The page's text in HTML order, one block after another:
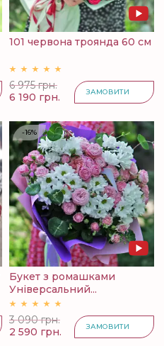
101 червона троянда 60 см
6 975 грн.
6 190 грн.
ЗАМОВИТИ
-16%
Букет з ромашками
Універсальний...
3 090 грн.
2 590 грн.
ЗАМОВИТИ